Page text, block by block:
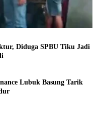
Diduga SPBU Tiku Jadi
Lubuk Basung Tarik